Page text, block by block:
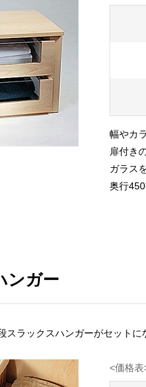
幅やカ
扉付き
ガラス
奥行
ンガー
スラックスハンガーがセットに
<